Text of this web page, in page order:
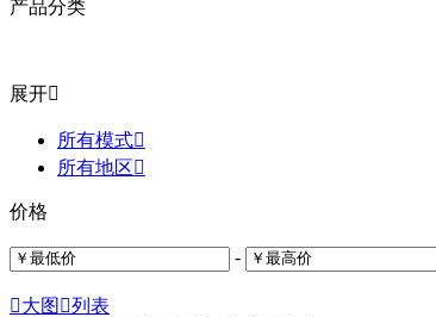
产品分类
展开
所有模式
所有地区
价格
-
大图 列表